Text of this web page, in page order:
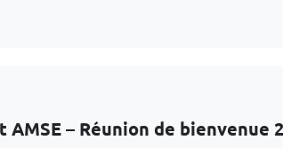
– Réunion de bienvenue